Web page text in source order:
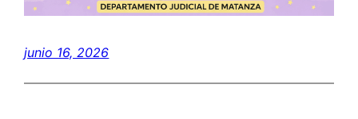
junio 16, 2026